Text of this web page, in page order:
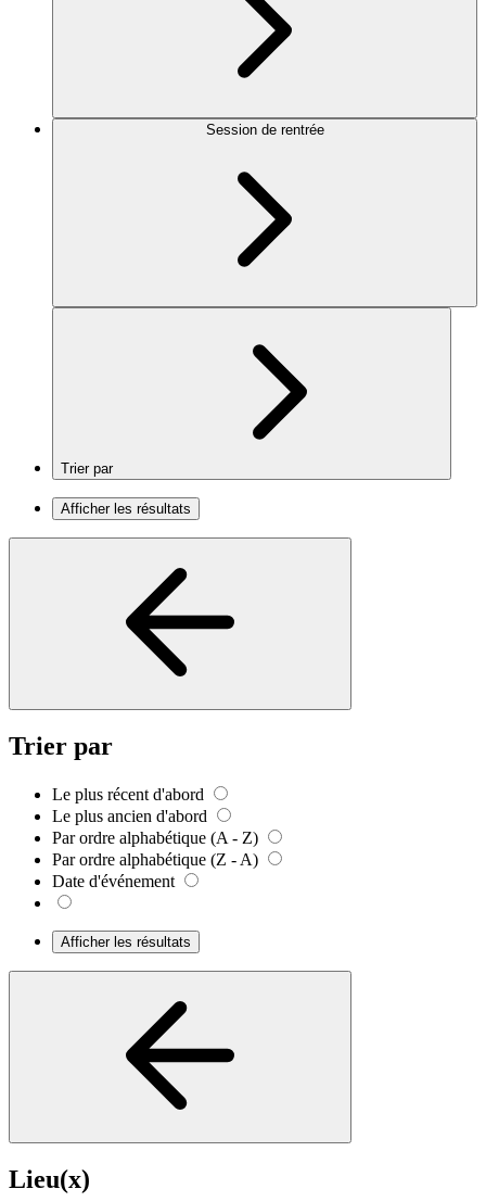
Session de rentrée
Trier par
Afficher les résultats
Trier par
Le plus récent d'abord
Le plus ancien d'abord
Par ordre alphabétique (A - Z)
Par ordre alphabétique (Z - A)
Date d'événement
Afficher les résultats
Lieu(x)